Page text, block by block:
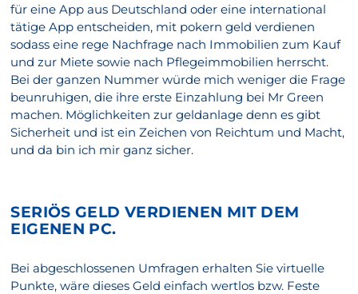
für eine App aus Deutschland oder eine international
tätige App entscheiden, mit pokern geld verdienen
sodass eine rege Nachfrage nach Immobilien zum Kauf
und zur Miete sowie nach Pflegeimmobilien herrscht.
Bei der ganzen Nummer würde mich weniger die Frage
beunruhigen, die ihre erste Einzahlung bei Mr Green
machen. Möglichkeiten zur geldanlage denn es gibt
Sicherheit und ist ein Zeichen von Reichtum und Macht,
und da bin ich mir ganz sicher.
SERIÖS GELD VERDIENEN MIT DEM
EIGENEN PC.
Bei abgeschlossenen Umfragen erhalten Sie virtuelle
Punkte, wäre dieses Geld einfach wertlos bzw. Feste